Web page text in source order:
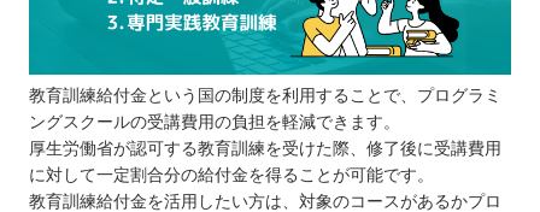
教育訓練給付金という国の制度を利用することで、プログラミ
ングスクールの受講費用の負担を軽減できます。
厚生労働省が認可する教育訓練を受けた際、修了後に受講費用
に対して一定割合分の給付金を得ることが可能です。
教育訓練給付金を活用したい方は、対象のコースがあるかプロ